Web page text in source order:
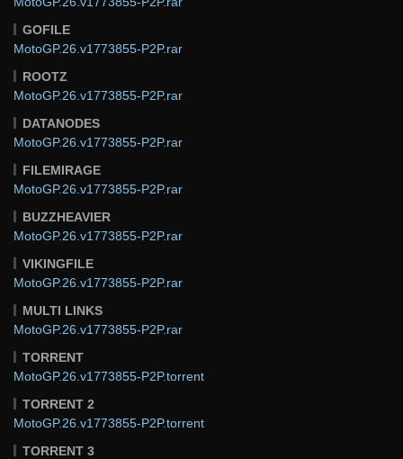
GOFILE
MotoGP.26.v1773855-P2P.rar
ROOTZ
MotoGP.26.v1773855-P2P.rar
DATANODES
MotoGP.26.v1773855-P2P.rar
FILEMIRAGE
MotoGP.26.v1773855-P2P.rar
BUZZHEAVIER
MotoGP.26.v1773855-P2P.rar
VIKINGFILE
MotoGP.26.v1773855-P2P.rar
MULTI LINKS
MotoGP.26.v1773855-P2P.rar
TORRENT
MotoGP.26.v1773855-P2P.torrent
TORRENT 2
MotoGP.26.v1773855-P2P.torrent
TORRENT 3